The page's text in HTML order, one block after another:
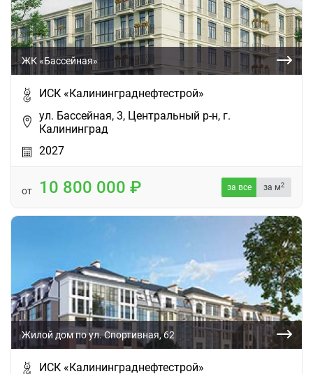
ЖК «Бассейная»
ИСК «Калининграднефтестрой»
ул. Бассейная, 3, Центральный р-н, г.
Калининград
2027
от 10 800 000 за все за м2
Жилой дом по ул. Спортивная, 62
ИСК «Калининграднефтестрой»